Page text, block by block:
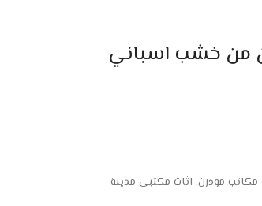
من خشب اسباني
مكاتب مودرن, اثاث مكتبى مدينة